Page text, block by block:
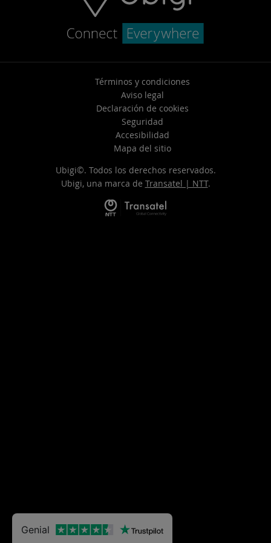
Términos y condiciones
Aviso legal
Declaración de cookies
Seguridad
Accesibilidad
Mapa del sitio
Ubigi©. Todos los derechos reservados.
Ubigi, una marca de Transatel | NTT.
Genial